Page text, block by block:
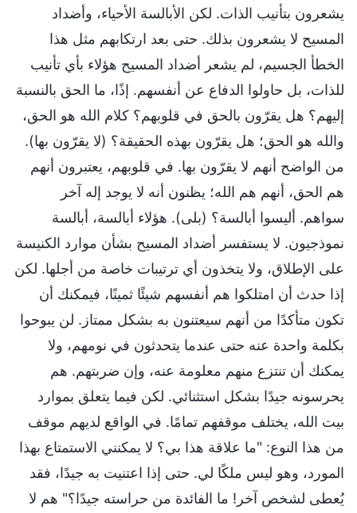
يشعرون بتأنيب الذات. لكن الأبالسة الأحياء، وأضداد
المسيح لا يشعرون بذلك. حتى بعد ارتكابهم مثل هذا
الخطأ الجسيم، لم يشعر أضداد المسيح هؤلاء بأي تأنيب
للذات، بل حاولوا الدفاع عن أنفسهم. إذًا، ما الحق بالنسبة
إليهم؟ هل يقرّون بالحق في قلوبهم؟ كلام الله هو الحق،
والله هو الحق؛ هل يقرّون بهذه الحقيقة؟ (لا يقرّون بها).
من الواضح أنهم لا يقرّون بها. في قلوبهم، يعتبرون أنهم
هم الحق، أنهم هم الله؛ يظنون أنه لا يوجد إله آخر
سواهم. أليسوا أبالسة؟ (بلى). هؤلاء أبالسة، أبالسة
نموذجيون. لا يستفسر أضداد المسيح بشأن موارد الكنيسة
على الإطلاق، ولا يتخذون أي ترتيبات خاصة من أجلها. لكن
إذا حدث أن امتلكوا هم أنفسهم شيئًا ثمينًا، فيمكنك أن
تكون متأكدًا من أنهم سيعتنون به بشكل ممتاز. لن يبوحوا
بكلمة واحدة عنه حتى عندما يتحدثون في نومهم، ولا
يمكنك أن تنتزع منهم معلومة عنه، وإن ضربتهم. هم
يحرسونه جيدًا بشكل استثنائي. لكن فيما يتعلق بموارد
بيت الله، يختلف موقفهم تمامًا. في الواقع لديهم موقف
من هذا النوع: "ما علاقة هذا بي؟ لا يمكنني الاستمتاع بهذا
المورد، وهو ليس ملكًا لي. حتى إذا اعتنيت به جيدًا، فقد
يُعطى لشخص آخر! ما الفائدة من حراسته جيدًا؟" هم لا